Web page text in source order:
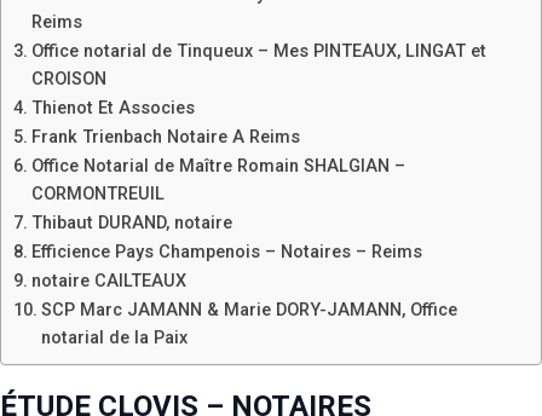
Reims
Office notarial de Tinqueux – Mes PINTEAUX, LINGAT et
CROISON
Thienot Et Associes
Frank Trienbach Notaire A Reims
Office Notarial de Maître Romain SHALGIAN –
CORMONTREUIL
Thibaut DURAND, notaire
Efficience Pays Champenois – Notaires – Reims
notaire CAILTEAUX
SCP Marc JAMANN & Marie DORY-JAMANN, Office
notarial de la Paix
ÉTUDE CLOVIS – NOTAIRES